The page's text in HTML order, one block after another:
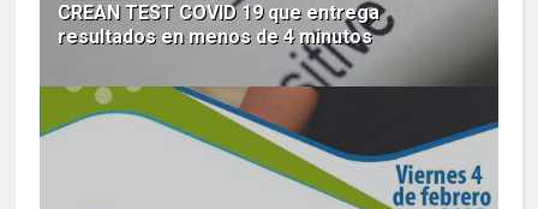
CREAN TEST COVID 19 que entrega
resultados en menos de 4 minutos